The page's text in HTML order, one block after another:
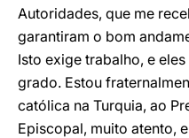
Autoridades, que me
garantiram o bom
Isto exige trabalho, e
grado. Estou
católica na Turquia, ao
Episcopal, muito atento,